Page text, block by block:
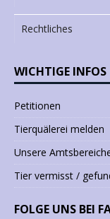
Rechtliches
WICHTIGE INFOS
Petitionen
Tierquälerei melden
Unsere
Tier vermisst /
FOLGE UNS BEI